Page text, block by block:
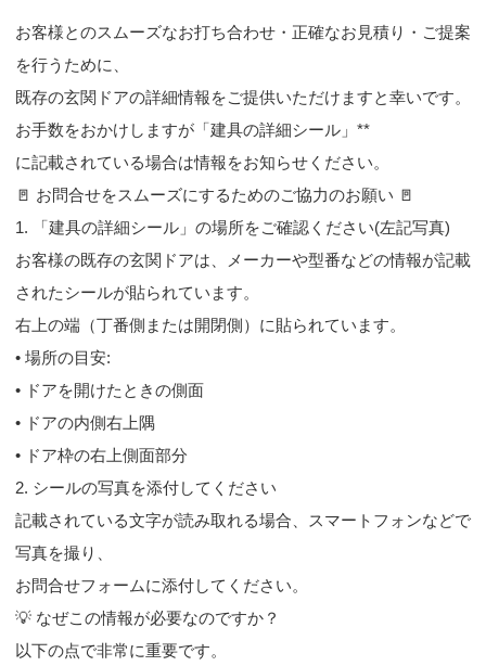
お客様とのスムーズなお打ち合わせ・正確なお見積り・ご提案
を行うために、
既存の玄関ドアの詳細情報をご提供いただけますと幸いです。
お手数をおかけしますが「建具の詳細シール」**
に記載されている場合は情報をお知らせください。
🚪 お問合せをスムーズにするためのご協力のお願い 🚪
1. 「建具の詳細シール」の場所をご確認ください(左記写真)
お客様の既存の玄関ドアは、メーカーや型番などの情報が記載
されたシールが貼られています。
右上の端（丁番側または開閉側）に貼られています。
• 場所の目安:
• ドアを開けたときの側面
• ドアの内側右上隅
• ドア枠の右上側面部分
2. シールの写真を添付してください
記載されている文字が読み取れる場合、スマートフォンなどで
写真を撮り、
お問合せフォームに添付してください。
💡 なぜこの情報が必要なのですか？
以下の点で非常に重要です。